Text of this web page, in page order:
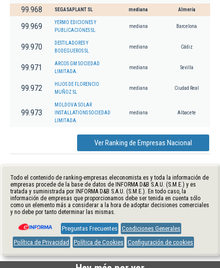
99.968 SEGASAPLANT SL mediana Almería
99.969
YERMO EDICIONES Y
PUBLICACIONES SL.
mediana Barcelona
99.970
DESTILADORES Y
BODEGUEROS SL
mediana Cádiz
99.971
ARCOS GM SOCIEDAD
LIMITADA.
mediana Sevilla
99.972
HIJOS DE FLORENCIO
MUÑOZ SL
mediana Ciudad Real
99.973
MOLDOVA SOLAR
INSTALLATIONS SOCIEDAD
LIMITADA.
mediana Albacete
Ver Ranking de Empresas Nacional
Todo el contenido de ranking-empresas.eleconomista.es y toda la información de
empresas procede de la base de datos de INFORMA D&B S.A.U. (S.M.E.) y es
tratada y suministrada por INFORMA D&B S.A.U. (S.M.E.). En todo caso, la
información de empresas que proporcionamos debe ser tenida en cuenta sólo
como un elemento más a considerar a la hora de adoptar decisiones comerciales
y no debe por tanto determinar las mismas.
Preguntas Frecuentes Condiciones Generales
Política de Privacidad
Política de Cookies Configuración de cookies